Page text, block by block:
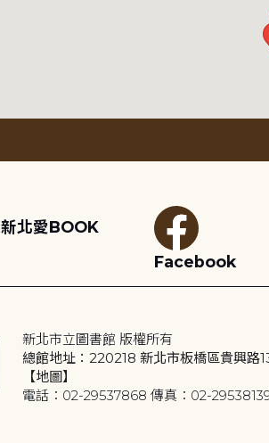
新北愛BOOK
Facebook
新北市立圖書館 版權所有
總館地址：220218 新北市板橋區貴興路
【地圖】
電話：02-29537868 傳真：02-